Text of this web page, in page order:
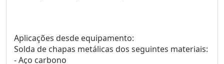
Aplicações desde equipamento:
Solda de chapas metálicas dos seguintes materiais:
- Aço carbono